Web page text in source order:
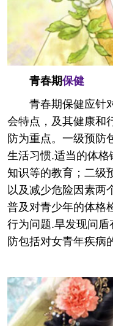
青春期保健
青春期保健应针
会特点，及其健康和
防为重点。一级预防
生活习惯.适当的体
知识等的教育；二级
以及减少危险因素两
普及对青少年的体格
行为问题.旱发现问
防包括对女青年疾病